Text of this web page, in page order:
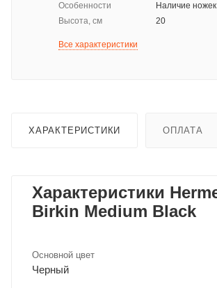
Особенности
Наличие ножек
Высота, см
20
Все характеристики
ХАРАКТЕРИСТИКИ ОПЛАТА
Характеристики
Birkin Medium Black
Основной цвет
Черный